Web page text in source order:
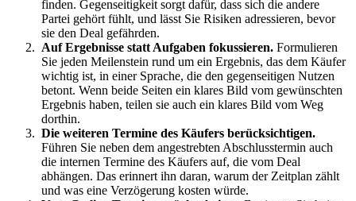
finden. Gegenseitigkeit sorgt dafür, dass sich die andere
Partei gehört fühlt, und lässt Sie Risiken adressieren, bevor
sie den Deal gefährden.
Auf Ergebnisse statt Aufgaben fokussieren. Formulieren
Sie jeden Meilenstein rund um ein Ergebnis, das dem Käufer
wichtig ist, in einer Sprache, die den gegenseitigen Nutzen
betont. Wenn beide Seiten ein klares Bild vom gewünschten
Ergebnis haben, teilen sie auch ein klares Bild vom Weg
dorthin.
Die weiteren Termine des Käufers berücksichtigen.
Führen Sie neben dem angestrebten Abschlusstermin auch
die internen Termine des Käufers auf, die vom Deal
abhängen. Das erinnert ihn daran, warum der Zeitplan zählt
und was eine Verzögerung kosten würde.